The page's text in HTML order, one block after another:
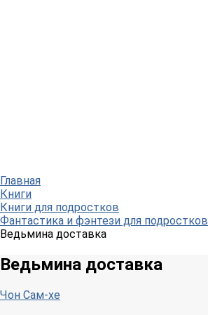
Главная
Книги
Книги для подростков
Фантастика и фэнтези для подростков
Ведьмина доставка
Ведьмина доставка
Чон Сам-хе